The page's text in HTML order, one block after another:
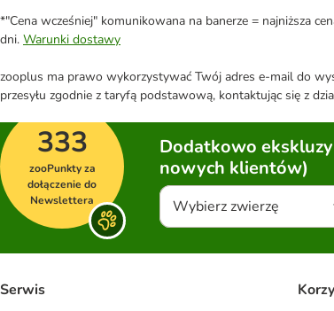
*"Cena wcześniej" komunikowana na banerze = najniższa
dni. Warunki dostawy
zooplus ma prawo wykorzystywać Twój adres e-mail do
przesyłu zgodnie z taryfą podstawową, kontaktując się z
333
zooPunkty za
dołączenie do
Newslettera
Dodatkowo
nowych klientów)
Wybierz zwierzę
Serwis